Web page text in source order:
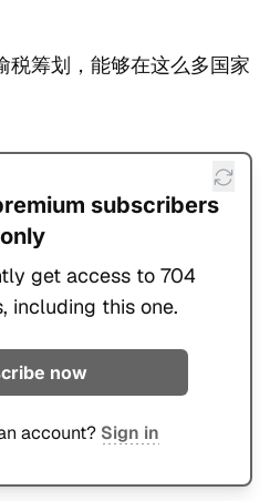
税筹划，能够在这么多国家
subscribers
only
get access to 704
including this one.
now
account? Sign in